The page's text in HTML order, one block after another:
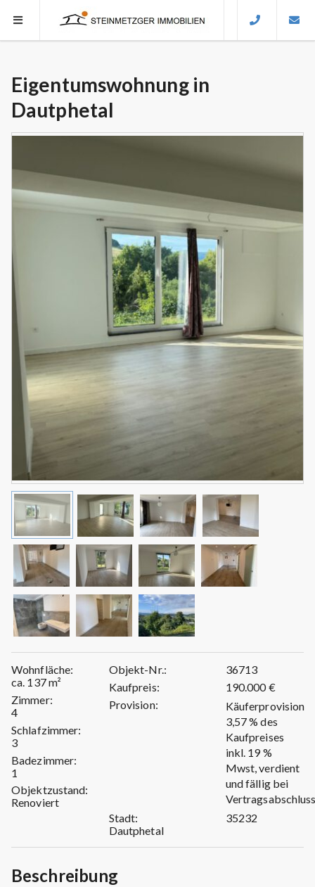
Eigentumswohnung in
Dautphetal
Wohnfläche:
ca. 137 m²
Zimmer:
4
Schlafzimmer:
3
Badezimmer:
1
Objektzustand:
Renoviert
Objekt-Nr.:
36713
Kaufpreis:
190.000 €
Provision:
Käuferprovision
3,57 % des
Kaufpreises
inkl. 19 %
Mwst, verdient
und fällig bei
Stadt:
35232
Dautphetal
Beschreibung